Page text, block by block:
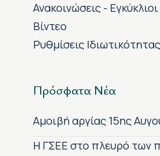
Ανακοινώσεις - Εγκύκλιοι
Βίντεο
Ρυθμίσεις Ιδιωτικότητας
Πρόσφατα Νέα
Αμοιβή αργίας 15ης
H ΓΣΕΕ στο πλευρό των